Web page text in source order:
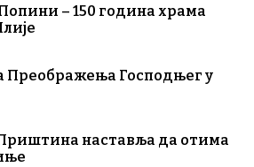
Попини – 150 година храма
Преображења Господњег у
Приштина наставља да отима